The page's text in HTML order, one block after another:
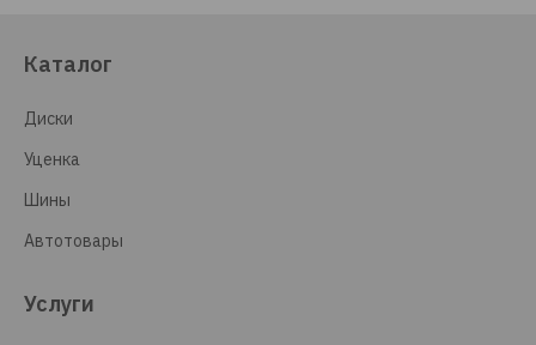
Каталог
Диски
Уценка
Шины
Автотовары
Услуги